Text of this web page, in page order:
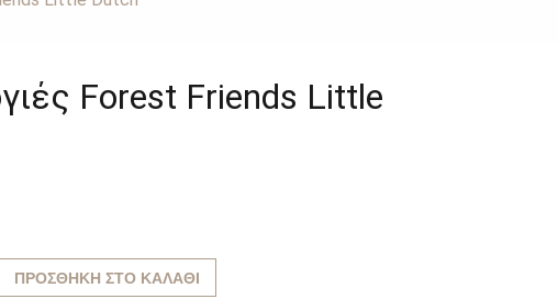
Forest Friends Little
ΠΡΟΣΘΉΚΗ ΣΤΟ ΚΑΛΆΘΙ